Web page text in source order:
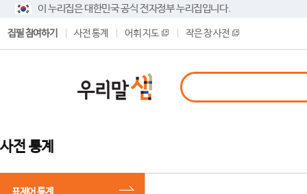
이 누리집은 대한민국 공식 전자정부 누리집입니다.
집필 참여하기 사전 통계 어휘 지도 작은 창 사전
사전 통계